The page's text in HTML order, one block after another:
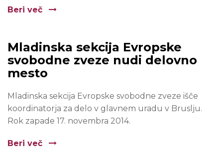
Beri več
Mladinska sekcija Evropske
svobodne zveze nudi delovno
mesto
Mladinska sekcija Evropske svobodne zveze išče
koordinatorja za delo v glavnem uradu v Bruslju.
Rok zapade 17. novembra 2014.
Beri več